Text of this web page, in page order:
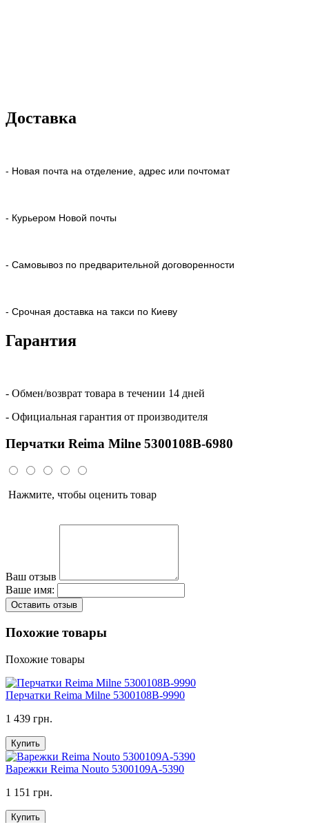
Доставка
- Новая почта на отделение, адрес или почтомат
- Курьером Новой почты
- Самовывоз по предварительной договоренности
- Срочная доставка на такси по Киеву
Гарантия
- Обмен/возврат товара в течении 14 дней
- Официальная гарантия от производителя
Перчатки Reima Milne 5300108B-6980
Нажмите, чтобы оценить товар
Ваш отзыв
Ваше имя:
Оставить отзыв
Похожие товары
Похожие товары
Перчатки Reima Milne 5300108B-9990
1 439 грн.
Купить
Варежки Reima Nouto 5300109A-5390
1 151 грн.
Купить